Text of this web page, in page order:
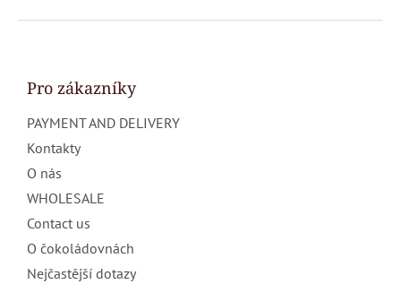
F
Pro zákazníky
PAYMENT AND DELIVERY
Kontakty
O nás
WHOLESALE
Contact us
O čokoládovnách
Nejčastější dotazy